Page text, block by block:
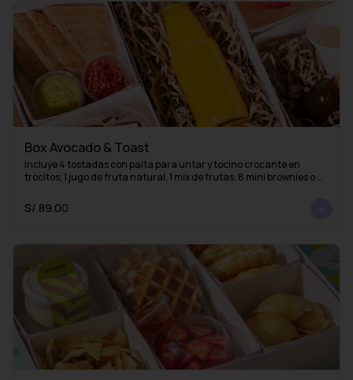
Box Avocado & Toast
Incluye 4 tostadas con palta para untar y tocino crocante en
trocitos; 1 jugo de fruta natural, 1 mix de frutas, 8 mini brownies o
caliente y obtener un delicioso café americano)
S/ 89.00